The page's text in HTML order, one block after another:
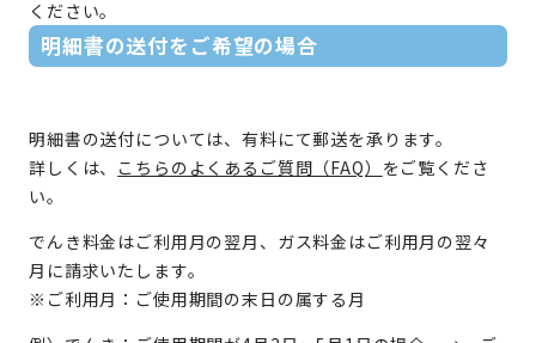
ください。
明細書の送付をご希望の場合
明細書の送付については、有料にて郵送を承ります。
詳しくは、 こちらのよくあるご質問（FAQ） をご覧くださ
い。
でんき料金はご利用月の翌月、ガス料金はご利用月の翌々
月に請求いたします。
※ご利用月：ご使用期間の末日の属する月